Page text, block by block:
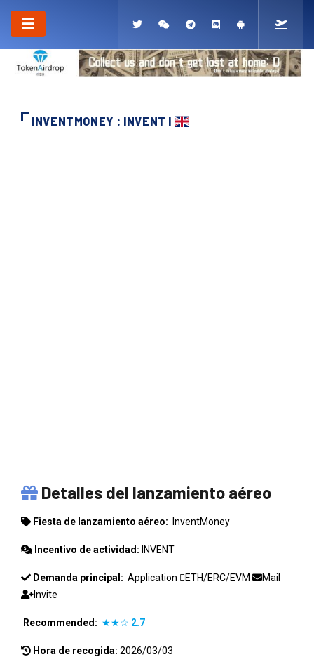
INVENTMONEY : INVENT |
Detalles del lanzamiento aéreo
Fiesta de lanzamiento aéreo: InventMoney
Incentivo de actividad: INVENT
Demanda principal: Application ETH/ERC/EVM
Mail
Invite
Recommended: ★★☆ 2.7
Hora de recogida: 2026/03/03